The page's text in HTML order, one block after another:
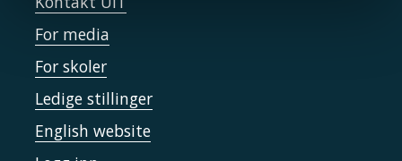
For media
For skoler
Ledige stillinger
English website